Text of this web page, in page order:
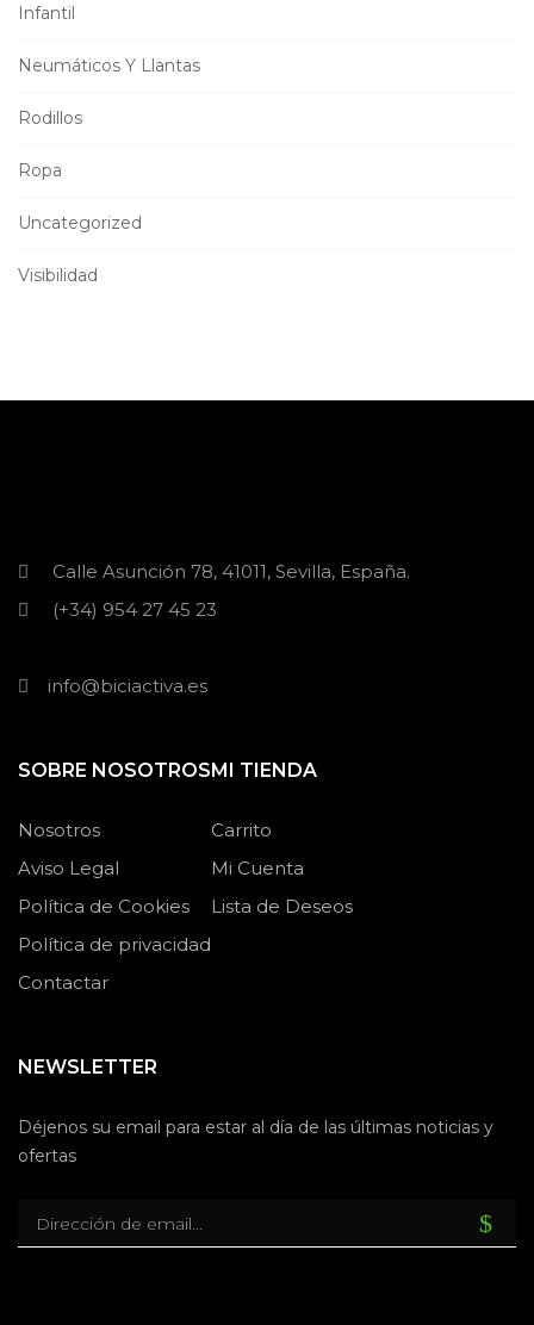
Infantil
Neumáticos Y Llantas
Rodillos
Ropa
Uncategorized
Visibilidad
Calle Asunción 78, 41011, Sevilla, España.
(+34) 954 27 45 23
info@biciactiva.es
SOBRE NOSOTROS
Nosotros
Aviso Legal
Política de Cookies
Política de privacidad
Contactar
MI TIENDA
Carrito
Mi Cuenta
Lista de Deseos
NEWSLETTER
Déjenos su email para estar al día de las últimas noticias y
ofertas